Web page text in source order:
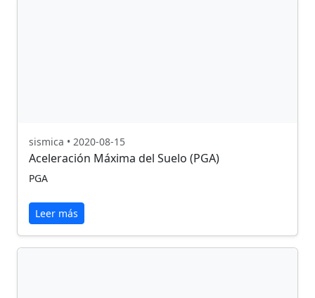
sismica • 2020-08-15
Aceleración Máxima del Suelo (PGA)
PGA
Leer más